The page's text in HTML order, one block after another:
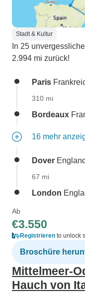
Stadt & Kultur
In 25
2.994 mi zurück!
Paris
310 mi
Bordeaux
16 mehr
Dover England
67 mi
London
Ab
€3.550
Registrieren to unlock
Broschüre
Mittelmeer-
Hauch von